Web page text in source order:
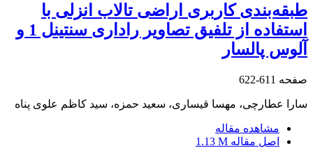
طبقه‌بندی کاربری اراضی تالاب انزلی با
استفاده از تلفیق تصاویر راداری سنتینل 1 و
آلوس پالسار
صفحه 611-622
سارا عطارچی، مهسا قیساری، سعید حمزه، سید کاظم علوی پناه
مشاهده مقاله
اصل مقاله 1.13 M